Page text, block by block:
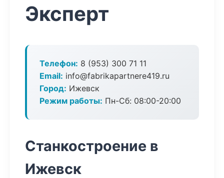
Эксперт
Телефон: 8 (953) 300 71 11
Email: info@fabrikapartnere419.ru
Город: Ижевск
Режим работы: Пн-Сб: 08:00-20:00
Станкостроение в
Ижевск